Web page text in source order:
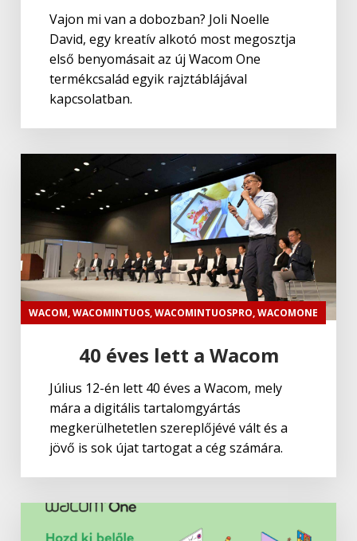
Vajon mi van a dobozban? Joli Noelle
David, egy kreatív alkotó most megosztja
első benyomásait az új Wacom One
termékcsalád egyik rajztáblájával
kapcsolatban.
WACOM,WACOMINTUOS,WACOMINTUOSPRO,WACOMONE
40 éves lett a Wacom
Július 12-én lett 40 éves a Wacom, mely
mára a digitális tartalomgyártás
megkerülhetetlen szereplőjévé vált és a
jövő is sok újat tartogat a cég számára.